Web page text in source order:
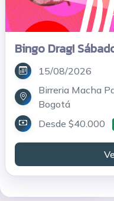
Bingo Drag!
15/08/2026
Birreria Macha
Bogotá
Desde $40.000